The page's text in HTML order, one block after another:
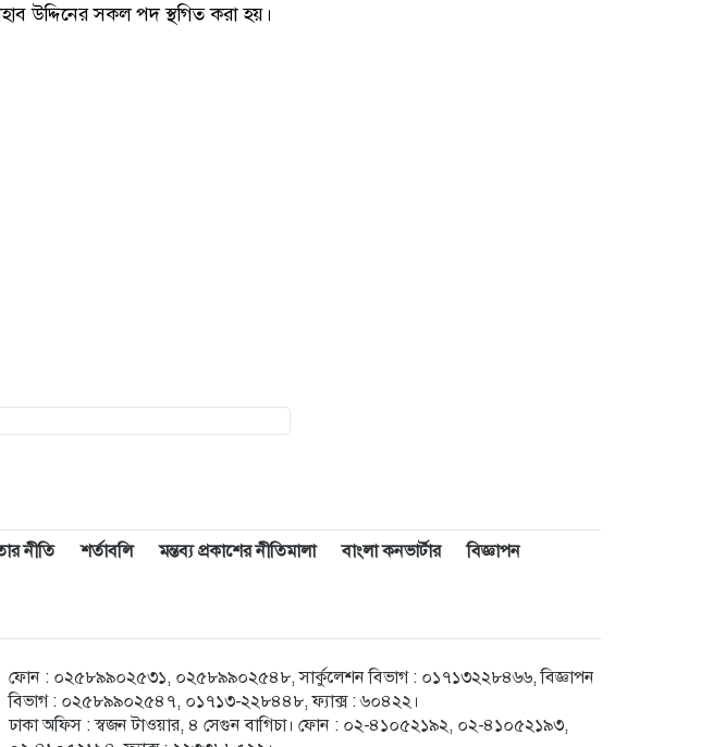
উদ্দিনের সকল পদ স্থগিত করা হয়।
নীতি শর্তাবলি মন্তব্য প্রকাশের নীতিমালা বাংলা কনভার্টার
বিজ্ঞাপন
ফোন : ০২৫৮৯৯০২৫৩১, ০২৫৮৯৯০২৫৪৮, সার্কুলেশন বিভাগ : ০১৭১৩২২৮৪৬৬, বিজ্ঞাপন
বিভাগ : ০২৫৮৯৯০২৫৪৭, ০১৭১৩-২২৮৪৪৮, ফ্যাক্স : ৬০৪২২।
ঢাকা অফিস : স্বজন টাওয়ার, ৪ সেগুন বাগিচা। ফোন : ০২-৪১০৫২১৯২, ০২-৪১০৫২১৯৩,